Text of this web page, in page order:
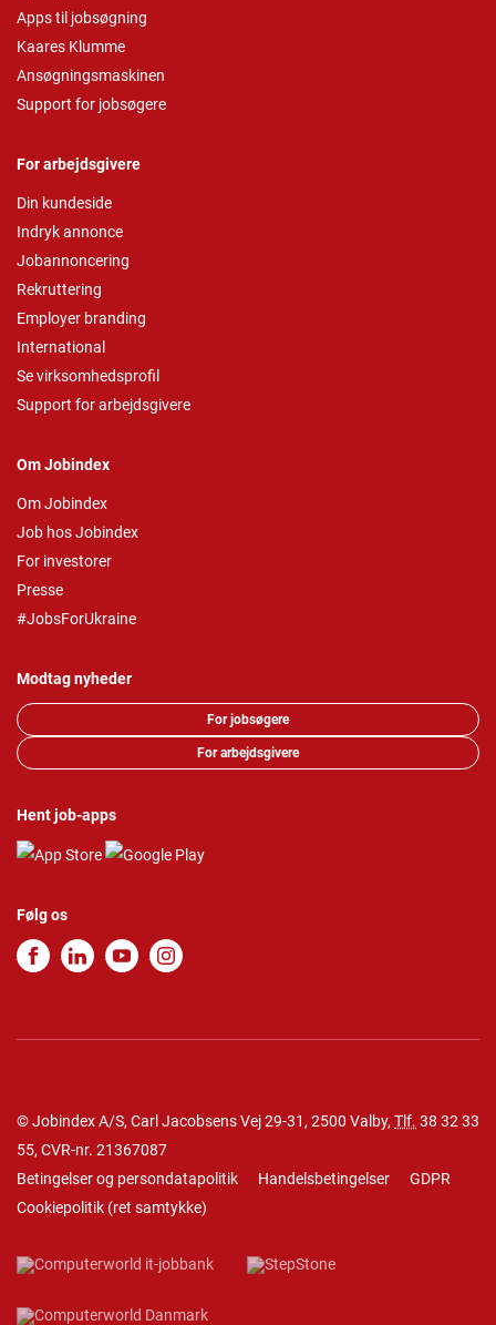
Apps til jobsøgning
Kaares Klumme
Ansøgningsmaskinen
Support for jobsøgere
For arbejdsgivere
Din kundeside
Indryk annonce
Jobannoncering
Rekruttering
Employer branding
International
Se virksomhedsprofil
Support for arbejdsgivere
Om Jobindex
Om Jobindex
Job hos Jobindex
For investorer
Presse
#JobsForUkraine
Modtag nyheder
For jobsøgere
For arbejdsgivere
Hent job-apps
Følg os
© Jobindex A/S, Carl Jacobsens Vej 29-31, 2500 Valby, Tlf. 38 32 33
55, CVR-nr. 21367087
Betingelser og persondatapolitik
Handelsbetingelser
GDPR
Cookiepolitik (ret samtykke)